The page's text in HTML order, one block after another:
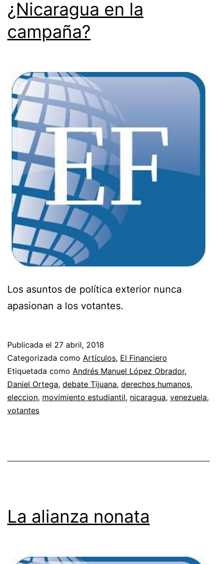
¿Nicaragua en la
campaña?
Los asuntos de política exterior nunca
apasionan a los votantes.
Publicada el 27 abril, 2018
Categorizada como Artículos, El Financiero
Etiquetada como Andrés Manuel López Obrador,
Daniel Ortega, debate Tijuana, derechos humanos,
eleccion, movimiento estudiantil, nicaragua, venezuela,
votantes
La alianza nonata